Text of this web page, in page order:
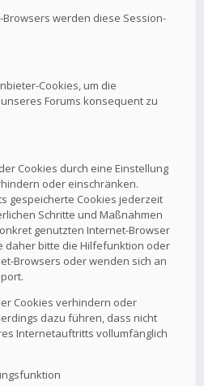
werden diese Session-
Cookies, um die
Forums konsequent zu
Cookies durch eine Einstellung
oder einschränken.
gespeicherte Cookies jederzeit
Schritte und Maßnahmen
genutzten Internet-Browser
daher bitte die Hilfefunktion oder
Browsers oder wenden sich an
Cookies verhindern oder
dazu führen, dass nicht
Internetauftritts vollumfänglich